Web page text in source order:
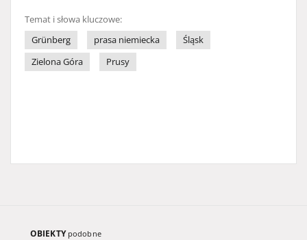
Temat i słowa kluczowe:
Grünberg
prasa niemiecka
Śląsk
Zielona Góra
Prusy
OBIEKTY podobne